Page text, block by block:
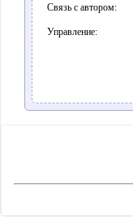
Связь с автором:
Управление: